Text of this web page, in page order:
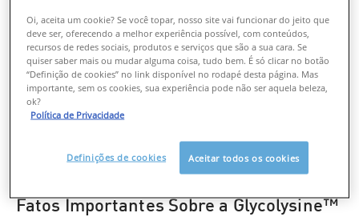
Visão geral
Glycolysine™ é o mais novo ingrediente e tecnologia
inovadora de cuidado com a pele mista da CeraVe. Ele
hidrata e controla a oleosidade enquanto ajuda a proteger
a barreira da sua pele. Você o encontrará na Espuma de
Limpeza Equilibrante Air Foam (Balancing Air Foam
Cleanser), uma fórmula suave que limpa e proporciona
ideal para a pele mista.
Fatos Importantes Sobre a Glycolysine™
Oi, aceita um cookie? Se você topar, nosso site vai funcionar do jeito que
deve ser, oferecendo a melhor experiência possível, com conteúdos,
recursos de redes sociais, produtos e serviços que são a sua cara. Se
quiser saber mais ou mudar alguma coisa, tudo bem. É só clicar no botão
“Definição de cookies” no link disponível no rodapé desta página. Mas
importante, sem os cookies, sua experiência pode não ser aquela beleza,
ok?
Política de Privacidade
Definições de cookies Aceitar todos os cookies